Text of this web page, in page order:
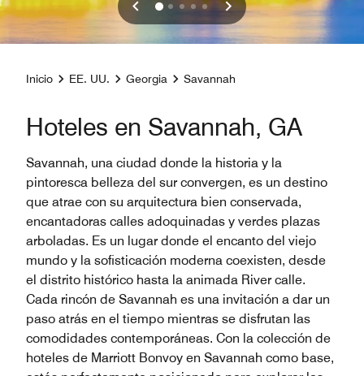
Inicio EE. UU. Georgia Savannah
Hoteles en Savannah, GA
Savannah, una ciudad donde la historia y la
pintoresca belleza del sur convergen, es un destino
que atrae con su arquitectura bien conservada,
encantadoras calles adoquinadas y verdes plazas
arboladas. Es un lugar donde el encanto del viejo
mundo y la sofisticación moderna coexisten, desde
el distrito histórico hasta la animada River calle.
Cada rincón de Savannah es una invitación a dar un
paso atrás en el tiempo mientras se disfrutan las
comodidades contemporáneas. Con la colección de
hoteles de Marriott Bonvoy en Savannah como base,